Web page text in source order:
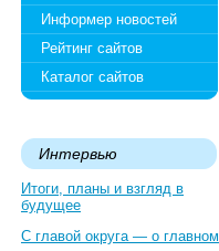
Информер новостей
Рейтинг сайтов
Каталог сайтов
Интервью
Итоги, планы и взгляд в
будущее
С главой округа — о главном